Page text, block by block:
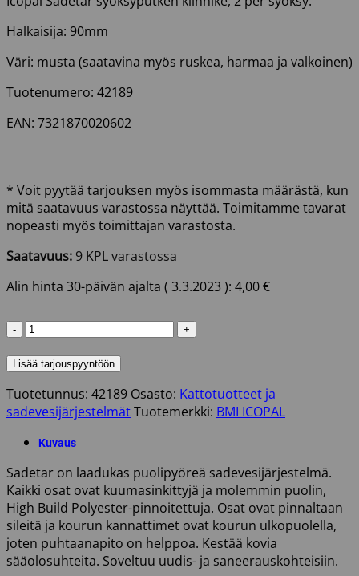
Halkaisija: 90mm
Väri: musta (saatavina myös ruskea, harmaa ja valkoinen)
Tuotenumero: 42189
EAN: 7321870020602
* Voit pyytää tarjouksen myös isommasta määrästä, kun
mitä saatavuus varastossa näyttää. Toimitamme tavarat
nopeasti myös toimittajan varastosta.
Saatavuus: 9 KPL varastossa
Alin hinta 30-päivän ajalta ( 3.3.2023): 4,00€
SYÖKSYN
SADETAR
90MM
RUSKEA
määrä
Lisää tarjouspyyntöön
Tuotetunnus: 42189 Osasto: Kattotuotteet ja
sadevesijärjestelmätTuotemerkki: BMI ICOPAL
Kuvaus
Sadetar on laadukas puolipyöreä sadevesijärjestelmä.
Kaikki osat ovat kuumasinkittyjä ja molemmin puolin,
High Build Polyester-pinnoitettuja. Osat ovat pinnaltaan
sileitä ja kourun kannattimet ovat kourun ulkopuolella,
joten puhtaanapito on helppoa. Kestää kovia
sääolosuhteita. Soveltuu uudis- ja saneerauskohteisiin.